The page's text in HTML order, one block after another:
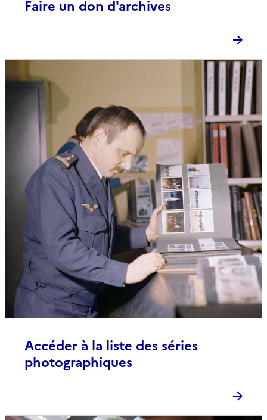
Faire un don d'archives
Accéder à la liste des séries
photographiques